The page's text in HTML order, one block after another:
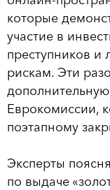
которые
участие в
преступников
рискам. Эти
Еврокомиссии,
поэтапному
Эксперты
по выдаче